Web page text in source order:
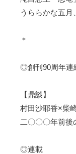
うららかな五
＊
◎創刊90周年連
【鼎談】
村田沙耶香×柴
二〇〇〇年前
◎連載